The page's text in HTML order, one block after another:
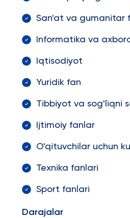
San'at va gumanitar
Informatika va
Iqtisodiyot
Yuridik fan
Tibbiyot va sog'liqni
Ijtimoiy fanlar
O'qituvchilar uchun
Texnika fanlari
Sport fanlari
Darajalar